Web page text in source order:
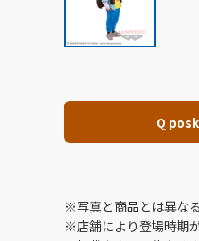
Q
※写真と商品とは異な
※店舗により登場時期